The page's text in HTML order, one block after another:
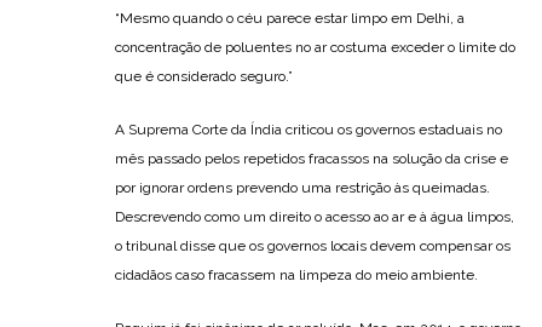
“Mesmo quando o céu parece estar limpo em Delhi, a
concentração de poluentes no ar costuma exceder o limite do
que é considerado seguro.”
A Suprema Corte da Índia criticou os governos estaduais no
mês passado pelos repetidos fracassos na solução da crise e
por ignorar ordens prevendo uma restrição às queimadas.
Descrevendo como um direito o acesso ao ar e à água limpos,
o tribunal disse que os governos locais devem compensar os
cidadãos caso fracassem na limpeza do meio ambiente.